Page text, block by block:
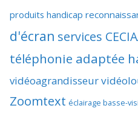
produits handicap
d'écran services
téléphonie adaptée
vidéoagrandisseur
Zoomtext éclairage basse-